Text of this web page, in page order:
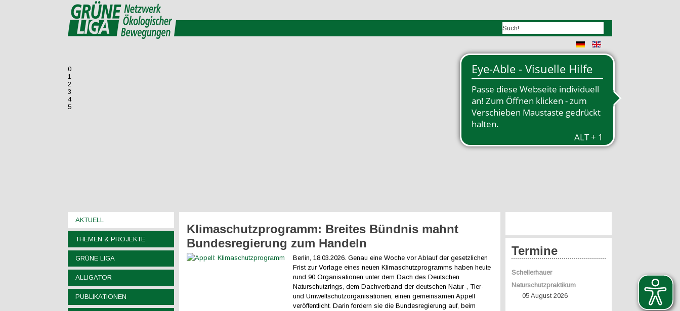
0
1
2
3
4
5
AKTUELL
THEMEN & PROJEKTE
GRÜNE LIGA
ALLIGATOR
PUBLIKATIONEN
Klimaschutzprogramm: Breites Bündnis mahnt
Bundesregierung zum Handeln
Berlin, 18.03.2026. Genau eine Woche vor Ablauf der gesetzlichen
Frist zur Vorlage eines neuen Klimaschutzprogramms haben heute
rund 90 Organisationen unter dem Dach des Deutschen
Naturschutzrings, dem Dachverband der deutschen Natur-, Tier-
und Umweltschutzorganisationen, einen gemeinsamen Appell
veröffentlicht. Darin fordern sie die Bundesregierung auf, beim
Termine
Schellerhauer
Naturschutzpraktikum
05 August 2026